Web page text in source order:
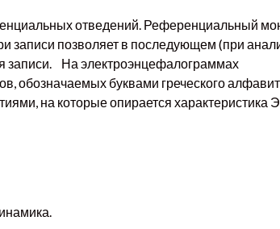
отведений. Референциальный
записи позволяет в последующем (при
записи. На электроэнцефалограммах
обозначаемых буквами греческого
на которые опирается характеристика